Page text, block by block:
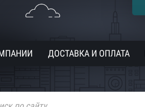
ДОСТАВКА И ОПЛАТА